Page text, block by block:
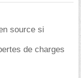
source si
de charges